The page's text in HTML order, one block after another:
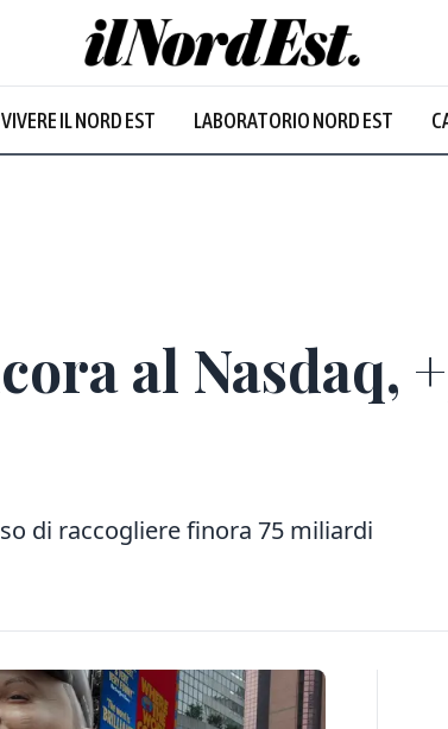
VIVERE IL NORD EST LABORATORIO NORD EST
al Nasdaq,
di raccogliere finora 75 miliardi